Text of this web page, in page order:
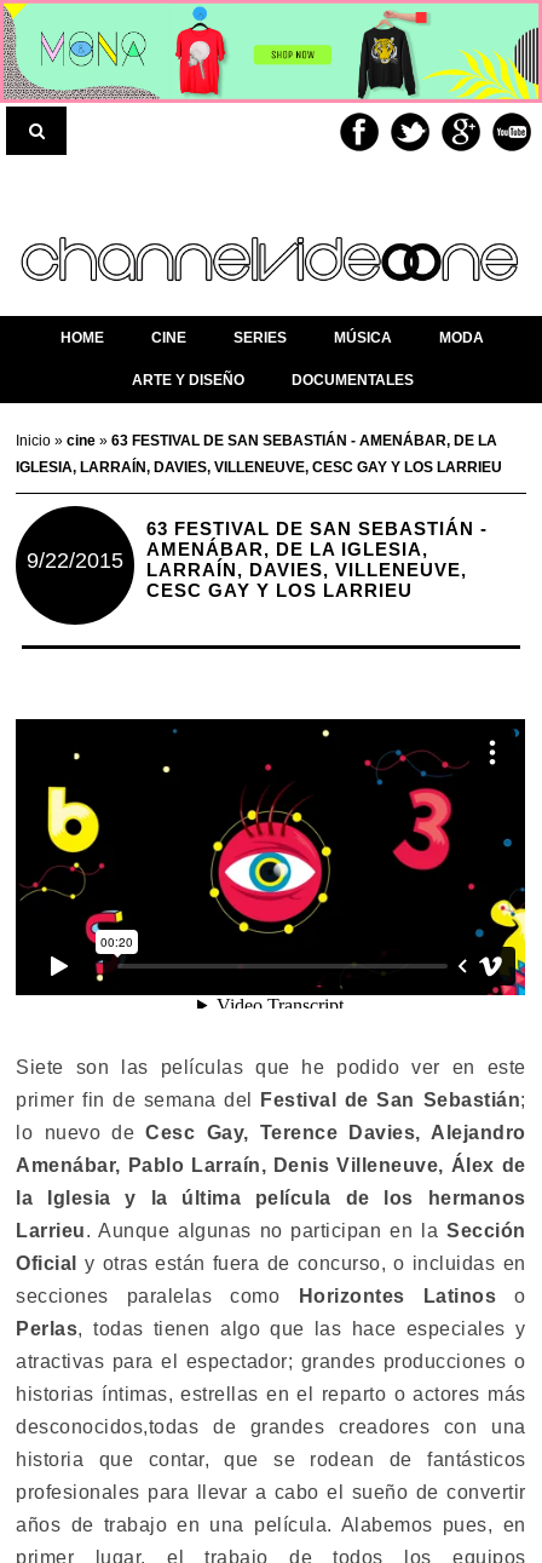
HOME CINE SERIES MÚSICA MODA
ARTE Y DISEÑO DOCUMENTALES
Inicio»cine»63 FESTIVAL DE SAN SEBASTIÁN - AMENÁBAR, DE LA
IGLESIA, LARRAÍN, DAVIES, VILLENEUVE, CESC GAY Y LOS LARRIEU
9/22/2015
63 FESTIVAL DE SAN SEBASTIÁN -
AMENÁBAR, DE LA IGLESIA,
LARRAÍN, DAVIES, VILLENEUVE,
CESC GAY Y LOS LARRIEU
Siete son las películas que he podido ver en este
primer fin de semana del
Festival de San Sebastián;
lo nuevo deCesc Gay, Terence Davies, Alejandro
Amenábar, Pablo Larraín, Denis Villeneuve, Álex de
la Iglesia y la última película de los hermanos
Larrieu. Aunque algunas no participan en laSección
Oficial
y otras están fuera de concurso, o incluidas en
secciones paralelas como
Horizontes Latinos o
Perlas, todas tienen algo que las hace especiales y
atractivas para el espectador; grandes producciones o
historias íntimas, estrellas en el reparto o actores más
desconocidos,todas de grandes creadores con una
historia que contar, que se rodean de fantásticos
profesionales para llevar a cabo el sueño de convertir
años de trabajo en una película. Alabemos pues, en
primer lugar, el trabajo de todos los equipos